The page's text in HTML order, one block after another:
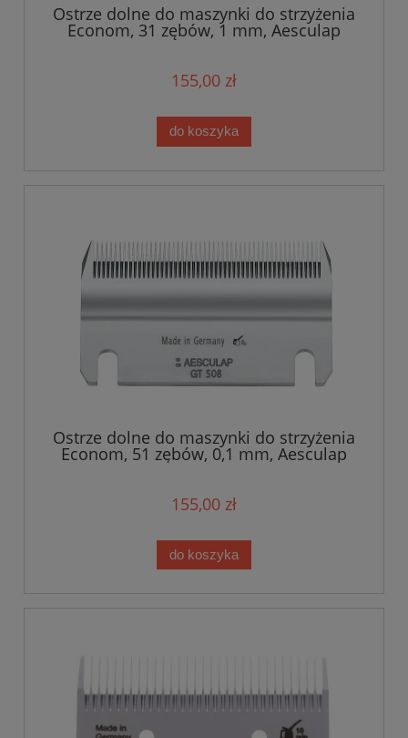
Ostrze dolne do maszynki do strzyżenia
Econom, 31 zębów, 1 mm, Aesculap
155,00 zł
do koszyka
Ostrze dolne do maszynki do strzyżenia
Econom, 51 zębów, 0,1 mm, Aesculap
155,00 zł
do koszyka